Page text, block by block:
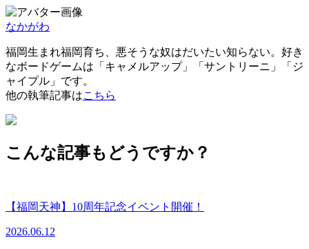
なかがわ
福岡生まれ福岡育ち、悪そうな奴はだいたい知らない。好き
なボードゲームは「キャメルアップ」「サントリーニ」「ジ
ャイプル」です。
他の執筆記事はこちら
こんな記事もどうですか？
【福岡天神】10周年記念イベント開催！
2026.06.12